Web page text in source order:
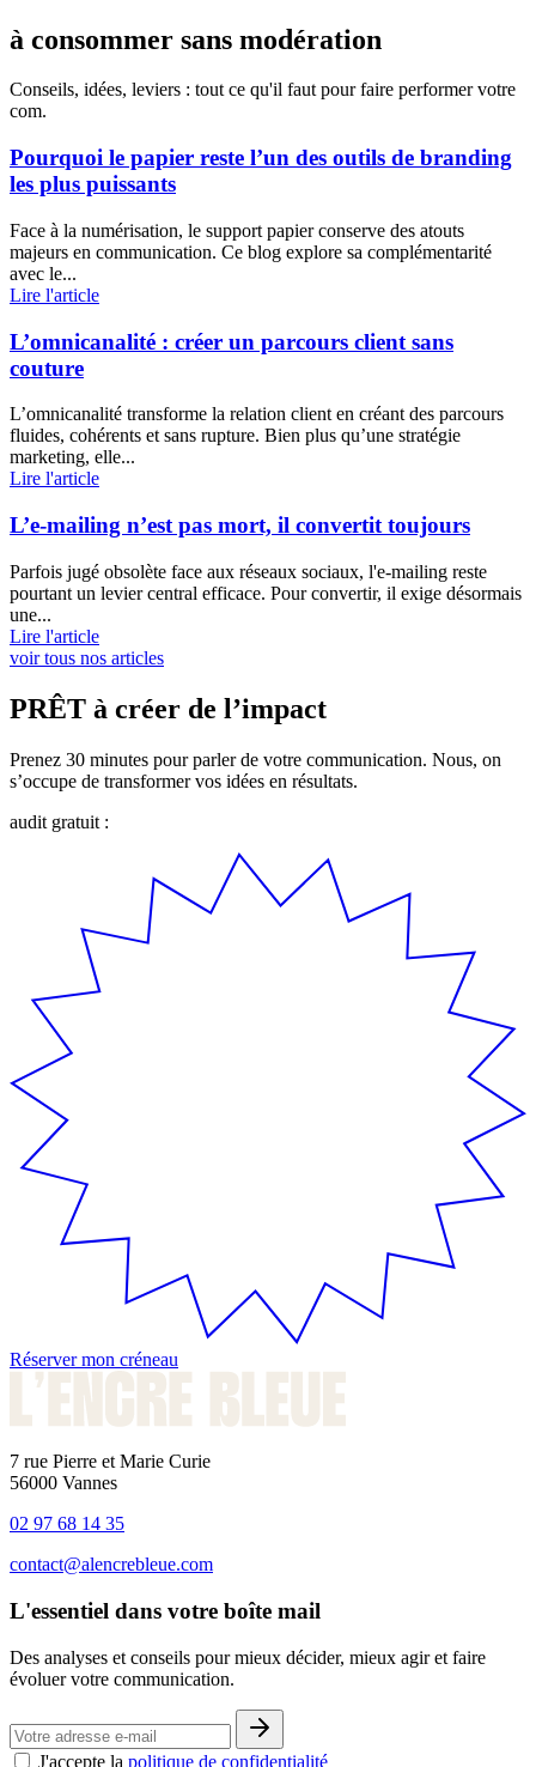
à consommer sans modération
Conseils, idées, leviers : tout ce qu'il faut pour faire performer votre
com.
Pourquoi le papier reste l’un des outils de branding
les plus puissants
Face à la numérisation, le support papier conserve des atouts
majeurs en communication. Ce blog explore sa complémentarité
avec le...
Lire l'article
L’omnicanalité : créer un parcours client sans
couture
L’omnicanalité transforme la relation client en créant des parcours
fluides, cohérents et sans rupture. Bien plus qu’une stratégie
marketing, elle...
Lire l'article
L’e-mailing n’est pas mort, il convertit toujours
Parfois jugé obsolète face aux réseaux sociaux, l'e-mailing reste
pourtant un levier central efficace. Pour convertir, il exige désormais
une...
Lire l'article
voir tous nos articles
PRÊT à créer de l’impact
Prenez 30 minutes pour parler de votre communication. Nous, on
s’occupe de transformer vos idées en résultats.
audit gratuit :
Réserver mon créneau
7 rue Pierre et Marie Curie
56000 Vannes
02 97 68 14 35
contact@alencrebleue.com
L'essentiel dans votre boîte mail
Des analyses et conseils pour mieux décider, mieux agir et faire
évoluer votre communication.
J'accepte la politique de confidentialité